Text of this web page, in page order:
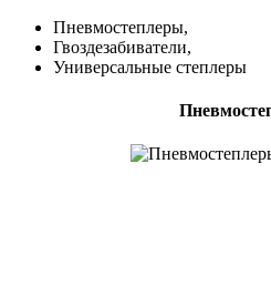
Пневмостеплеры,
Гвоздезабиватели,
Универсальные степлеры